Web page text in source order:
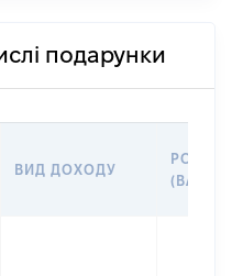
подарунки
ВИД ДОХОДУ
РОЗМІР